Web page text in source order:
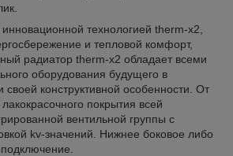
технологией therm-x2,
и тепловой комфорт,
радиатор therm-x2 обладает всеми
оборудования будущего в
своей конструктивной особенности. От
покрытия всей
вентильной группы с
kv-значений. Нижнее боковое либо